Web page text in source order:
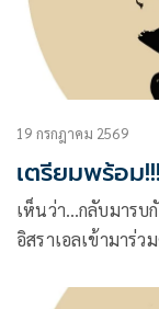
19 กรกฎาคม 2569
เตรียมพร้อม
เห็นว่า…กลับมารบ
อิสราเอลเข้ามาร่